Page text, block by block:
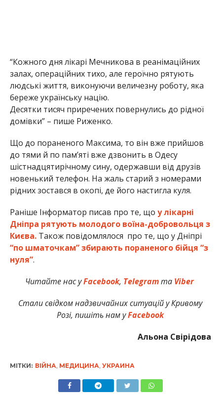
“Кожного дня лікарі Мечникова в реанімаційних
залах, операційних тихо, але героїчно рятують
людські життя, виконуючи величезну роботу, яка
береже українську націю.
Десятки тисяч приречених повернулись до рідної
домівки” – пише Риженко.
Що до пораненого Максима, то він вже прийшов
до тями й по пам’яті вже дзвонить в Одесу
шістнадцятирічному сину, одержавши від друзів
новенький телефон. На жаль старий з номерами
рідних зостався в окопі, де його настигла куля.
Раніше Інформатор писав про те, що у лікарні
Дніпра рятують молодого воїна-добровольця з
Києва. Також повідомлялося про те, що у Дніпрі
“по шматочкам” збирають пораненого бійця “з
нуля”.
Читайте нас уFacebook, Telegramта Viber
Стали свідком надзвичайних ситуацій у Кривому
Розі, пишіть нам уFacebook
Альона Свірідова
МІТКИ: ВІЙНА МЕДИЦИНА УКРАИНА